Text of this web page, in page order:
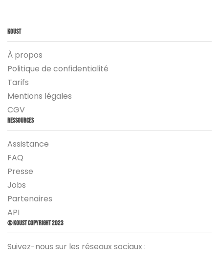
Koust
À propos
Politique de confidentialité
Tarifs
Mentions légales
CGV
Ressources
Assistance
FAQ
Presse
Jobs
Partenaires
API
© Koust Copyright 2023
Suivez-nous sur les réseaux sociaux :